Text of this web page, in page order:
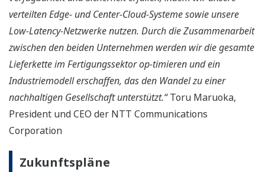
verteilten Edge- und Center-Cloud-Systeme sowie unsere
Low-Latency-Netzwerke nutzen. Durch die Zusammenarbeit
zwischen den beiden Unternehmen werden wir die gesamte
Lieferkette im Fertigungssektor op-timieren und ein
Industriemodell erschaffen, das den Wandel zu einer
nachhaltigen Gesellschaft unterstützt.“Toru Maruoka,
President und CEO der NTT Communications
Corporation
Zukunftspläne